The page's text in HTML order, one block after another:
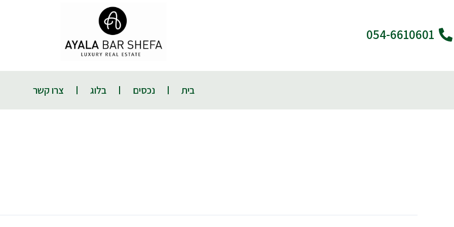
054-6610601
בית נכסים בלוג צרו קשר